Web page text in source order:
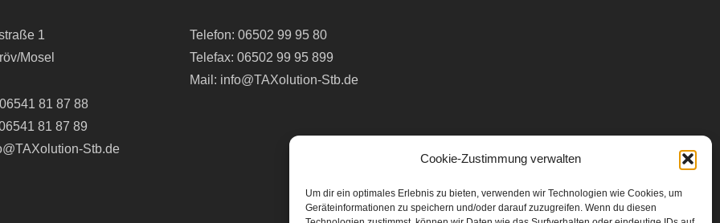
Cookie-Zustimmung verwalten
Um dir ein optimales Erlebnis zu bieten, verwenden wir Technologien wie Cookies, um
Geräteinformationen zu speichern und/oder darauf zuzugreifen. Wenn du diesen
1
Mosel
06541 81 87 88
81 87 89
Stb.de
Telefon: 06502 99 95 80
Telefax: 06502 99 95 899
Mail: info@TAXolution-Stb.de